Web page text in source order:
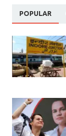
POPULAR